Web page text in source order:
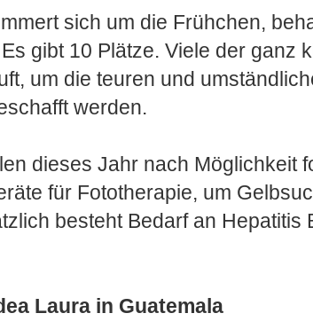
sich um die Frühchen,
gibt 10 Plätze. Viele der
um die teuren und
werden.
dieses Jahr nach
für Fototherapie, um
besteht Bedarf an
Laura in Guatemala